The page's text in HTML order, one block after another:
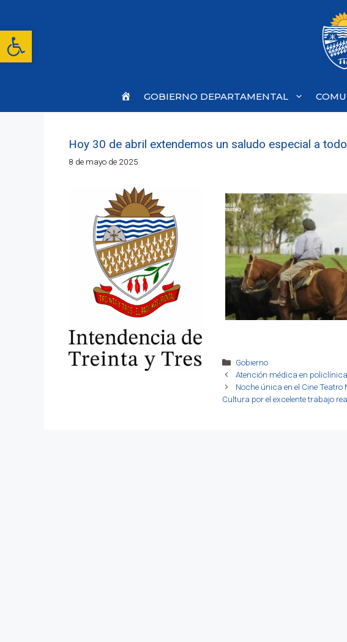
Abrir barra de herramientas
contenido
Inicio
GOBIERNO DEPARTAMENTAL
Hoy 30 de abril extendemos un saludo especial a
8 de mayo de 2025
Categorías
Gobierno
Atención médica en
Noche única en el Cine
Cultura por el excelente trabajo